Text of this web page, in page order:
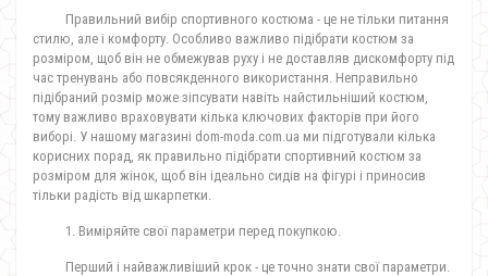
Правильний вибір спортивного костюма - це не тільки питання
стилю, але і комфорту. Особливо важливо підібрати костюм за
розміром, щоб він не обмежував руху і не доставляв дискомфорту під
час тренувань або повсякденного використання. Неправильно
підібраний розмір може зіпсувати навіть найстильніший костюм,
тому важливо враховувати кілька ключових факторів при його
виборі. У нашому магазині dom-moda.com.ua ми підготували кілька
корисних порад, як правильно підібрати спортивний костюм за
розміром для жінок, щоб він ідеально сидів на фігурі і приносив
тільки радість від шкарпетки.
1. Виміряйте свої параметри перед покупкою.
Перший і найважливіший крок - це точно знати свої параметри.